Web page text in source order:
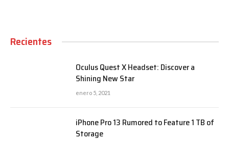
Recientes
Oculus Quest X Headset: Discover a
Shining New Star
enero 5, 2021
iPhone Pro 13 Rumored to Feature 1 TB of
Storage